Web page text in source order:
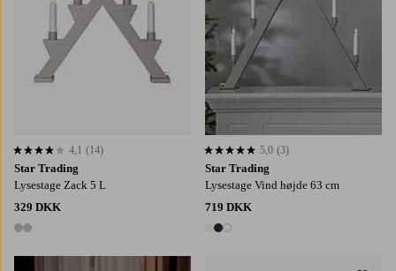
Star Trading
Lysestage Zack 5 L
329 DKK
2 farver
4,1 baseret på 14 bedømmelser
4,1 (14)
Star Trading
Lysestage Vind højde 63 cm
719 DKK
3 farver
5,0 baseret på 3 bedømmelser
5,0 (3)